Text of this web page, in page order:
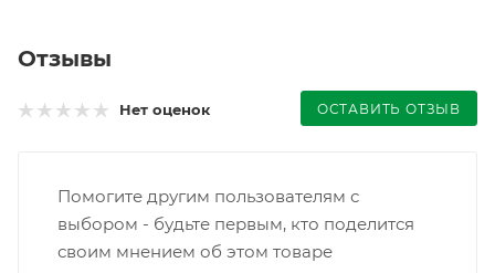
Отзывы
Нет оценок ОСТАВИТЬ ОТЗЫВ
Помогите другим пользователям с
выбором - будьте первым, кто поделится
своим мнением об этом товаре